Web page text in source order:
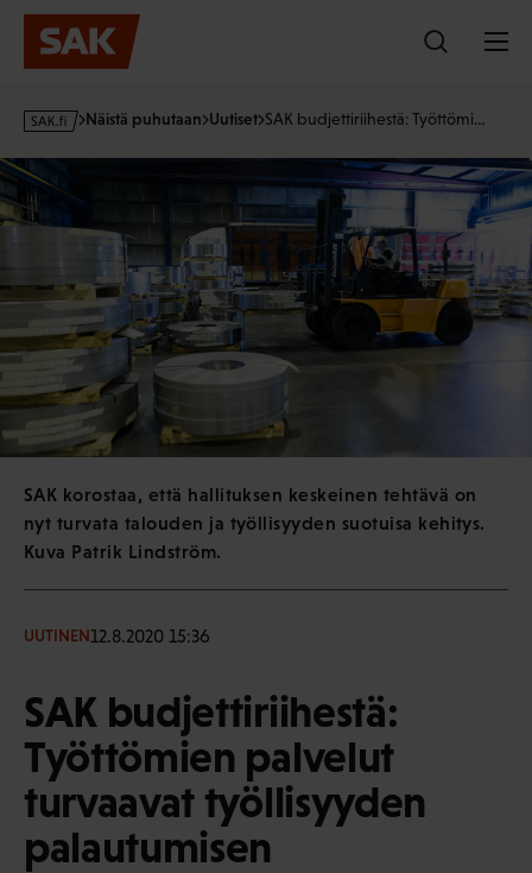
Hyppää
sisältöön
s
k
f
Näistä puhutaan Uutiset SAK budjettiriihestä: Työttömi…
SAK korostaa, että hallituksen keskeinen tehtävä on
nyt turvata talouden ja työllisyyden suotuisa kehitys.
Kuva Patrik Lindström.
UUTINEN12.8.2020 15:36
SAK budjettiriihestä:
Työttömien palvelut
turvaavat työllisyyden
palautumisen